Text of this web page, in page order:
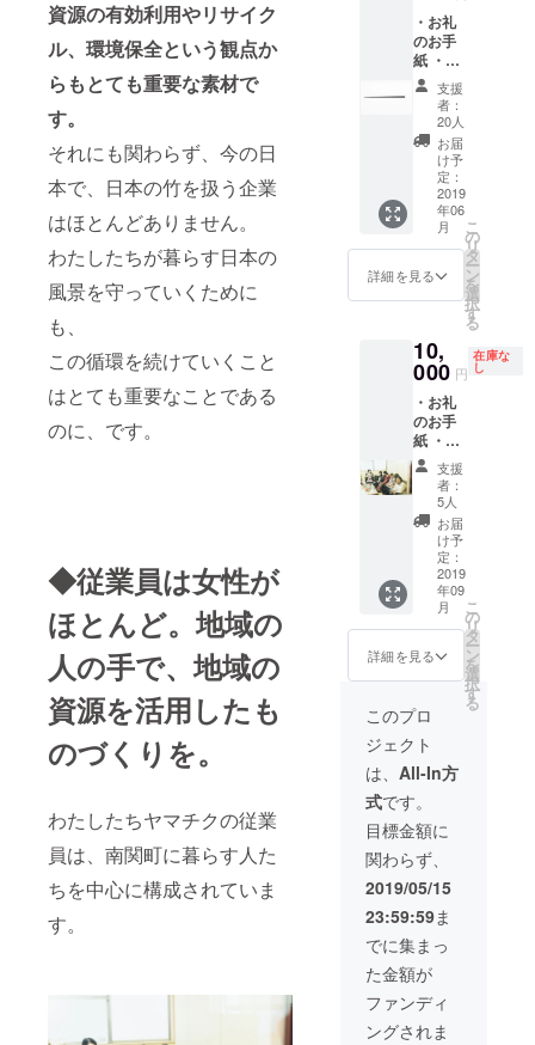
資源の有効利用やリサイク
ル、環境保全という観点か
らもとても重要な素材で
す。
それにも関わらず、今の日
本で、日本の竹を扱う企業
はほとんどありません。
わたしたちが暮らす日本の
風景を守っていくために
も、
この循環を続けていくこと
はとても重要なことである
のに、です。
◆従業員は女性が
ほとんど。地域の
人の手で、地域の
資源を活用したも
のづくりを。
わたしたちヤマチクの従業
員は、南関町に暮らす人た
ちを中心に構成されていま
す。
・お礼
のお手
紙 ・ヤ
マチク
の会社
案内資
料 ・
otemot
o2119
：1膳
支援
者：
20人
お届
け予
定：
2019
年06
月
詳細を見る
こ
の
リ
タ
ー
ン
を
選
択
す
る
10,
000 円
在庫な
し
・お礼
のお手
紙 ・ヤ
マチク
会社案
内資料
・１日
ヤマチ
ク社員
になれ
る権利
（実際
にご自
分で使
うお箸
ま
す。）
※交通費
や宿泊
費など
は別途
自己負
担 ※お
届け予
定日に
関わら
ず、日
程は別
途ご相
談しま
しょ
う。
支援
者：
5人
お届
け予
定：
2019
年09
月
詳細を見る
こ
の
リ
タ
ー
ン
を
選
択
す
る
このプロ
ジェクト
は、 All-In方
式です。
目標金額に
関わらず、
2019/05/15
23:59:59ま
でに集まっ
た金額が
ファンディ
ングされま